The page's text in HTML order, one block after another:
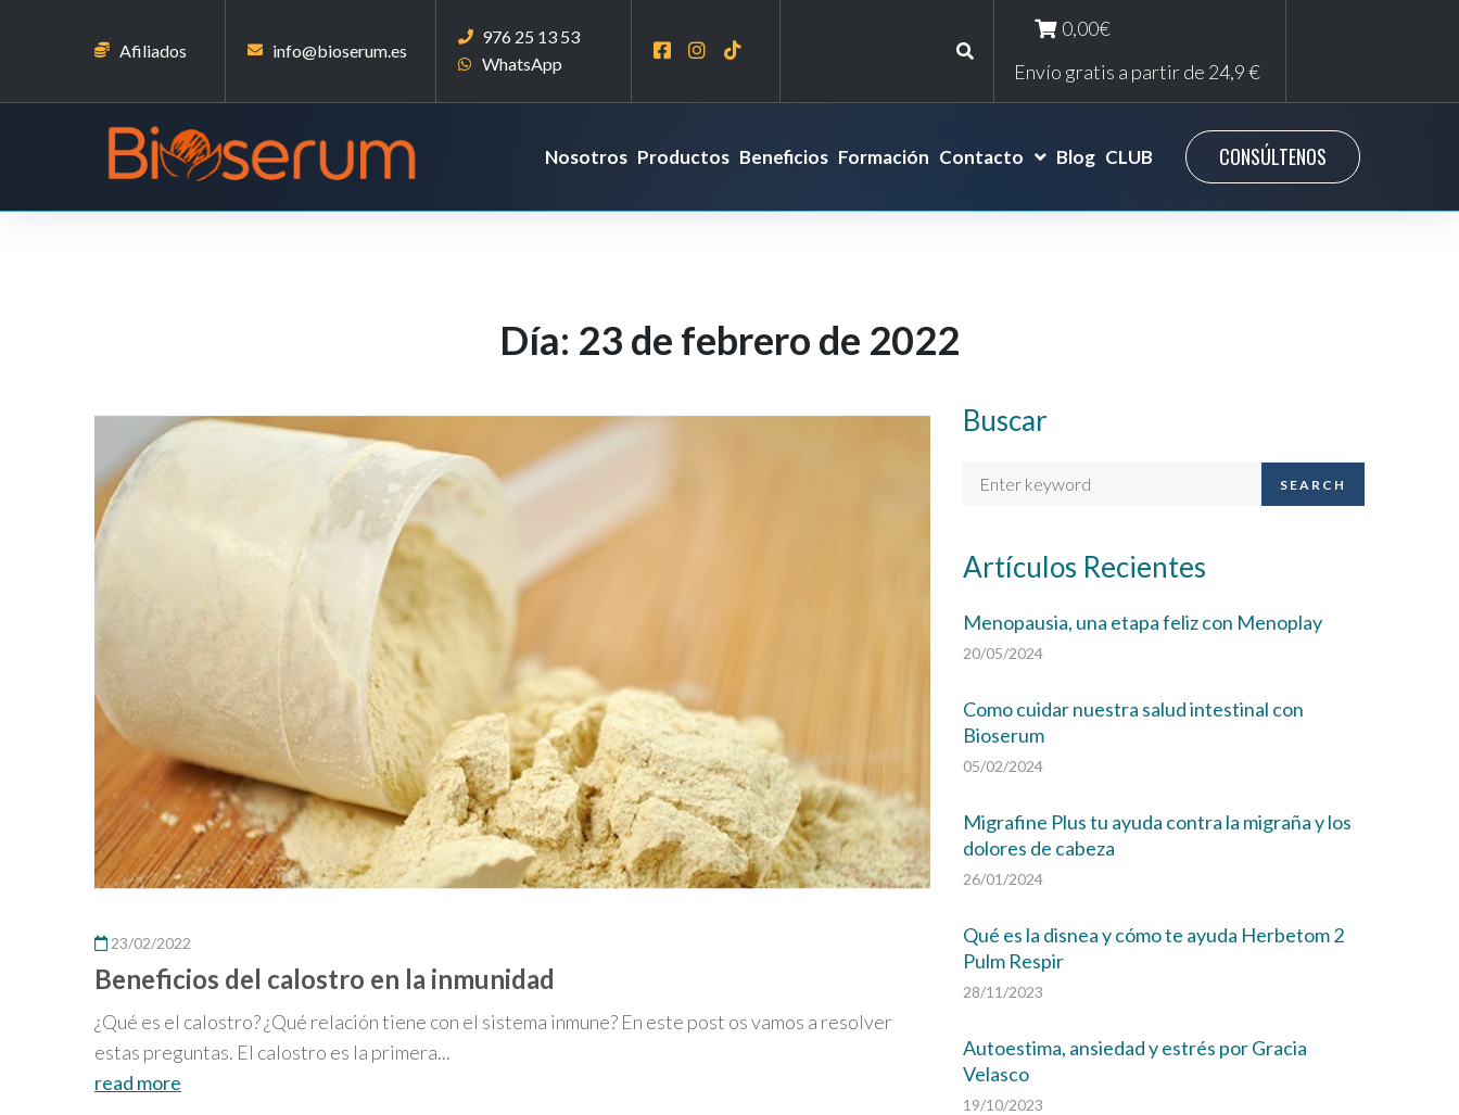
Afiliados info@bioserum.es
976 25 13 53
WhatsApp
0,00€
Envío gratis a partir de 24,9 €
Nosotros Productos Beneficios Formación Contacto Blog CLUB CONSÚLTENOS
Día: 23 de febrero de 2022
23/02/2022
Beneficios del calostro en la inmunidad
¿Qué es el calostro? ¿Qué relación tiene con el sistema inmune? En este post os vamos a resolver
estas preguntas. El calostro es la primera...
read more
Buscar
SEARCH
Artículos Recientes
Menopausia, una etapa feliz con Menoplay
20/05/2024
Como cuidar nuestra salud intestinal con
Bioserum
05/02/2024
Migrafine Plus tu ayuda contra la migraña y los
dolores de cabeza
26/01/2024
Qué es la disnea y cómo te ayuda Herbetom 2
Pulm Respir
28/11/2023
Autoestima, ansiedad y estrés por Gracia
Velasco
19/10/2023